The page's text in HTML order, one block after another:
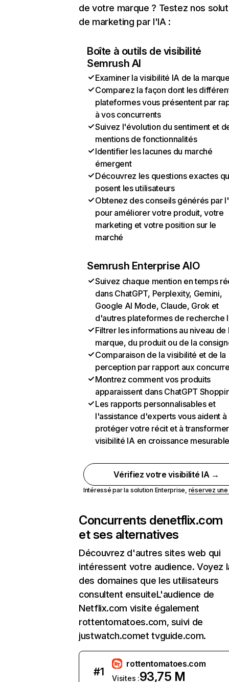
de votre marque ? Testez nos
de marketing par l'IA :
Boîte à outils de visibilité
Semrush AI
Examiner la visibilité IA de la
Comparez la façon dont les
plateformes vous présentent par
à vos concurrents
Suivez l'évolution du sentiment et
mentions de fonctionnalités
Identifier les lacunes du marché
émergent
Découvrez les questions exactes
posent les utilisateurs
Obtenez des conseils générés par
pour améliorer votre produit, votre
marketing et votre position sur le
marché
Semrush Enterprise AIO
Suivez chaque mention en temps
dans ChatGPT, Perplexity, Gemini,
Google AI Mode, Claude, Grok et
d'autres plateformes de recherche
Filtrer les informations au niveau de
marque, du produit ou de la
Comparaison de la visibilité et de la
perception par rapport aux
Montrez comment vos produits
apparaissent dans ChatGPT
Les rapports personnalisables et
l'assistance d'experts vous aident à
protéger votre récit et à
visibilité IA en croissance
Vérifiez votre visibilité IA →
Intéressé par la solution Enterprise, réservez
Concurrents denetflix.com
et ses alternatives
Découvrez d'autres sites web qui
intéressent votre audience. Voyez
des domaines que les utilisateurs
consultent ensuiteL'audience de
Netflix.com visite également
rottentomatoes.com, suivi de
justwatch.comet tvguide.com.
#1
rottentomatoes.com
Visites :93,75 M